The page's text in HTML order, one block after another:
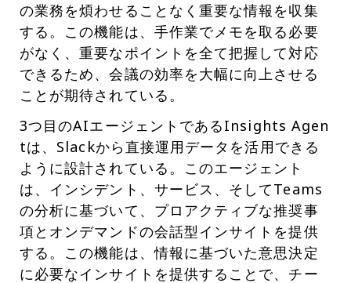
の業務を煩わせることなく重要な情報を収集
する。この機能は、手作業でメモを取る必要
がなく、重要なポイントを全て把握して対応
できるため、会議の効率を大幅に向上させる
ことが期待されている。
3つ目のAIエージェントであるInsights Agen
tは、Slackから直接運用データを活用できる
ように設計されている。このエージェント
は、インシデント、サービス、そしてTeams
の分析に基づいて、プロアクティブな推奨事
項とオンデマンドの会話型インサイトを提供
する。この機能は、情報に基づいた意思決定
に必要なインサイトを提供することで、チー